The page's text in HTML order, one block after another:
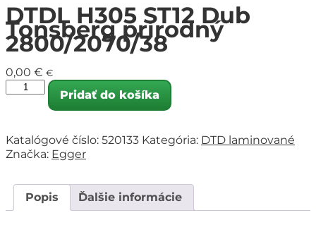
DTDL H305 ST12 Dub
Tonsberg prírodný
2800/2070/38
0,00 € €
Pridať do košíka
Katalógové číslo: 520133 Kategória: DTD laminované
Značka: Egger
Popis Ďalšie informácie